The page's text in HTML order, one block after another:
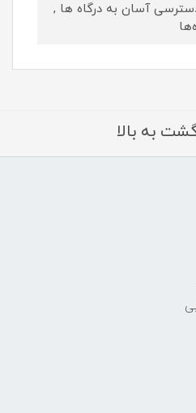
دسترسی آسان به درگاه ها ,
به بالا